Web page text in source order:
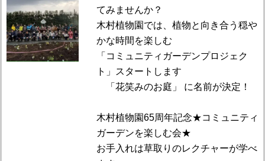
てみませんか？
木村植物園では、植物と向き合う穏や
かな時間を楽しむ
「コミュニティガーデンプロジェク
ト」スタートします
「花笑みのお庭」 に名前が決定！
木村植物園65周年記念★コミュニティ
ガーデンを楽しむ会★
お手入れは草取りのレクチャーが学べ